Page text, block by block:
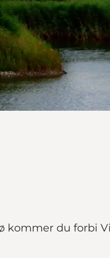
kommer du forbi